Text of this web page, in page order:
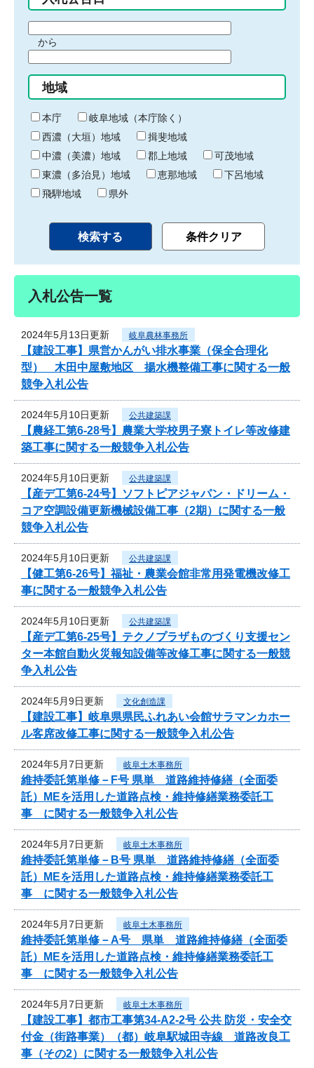
間
始
り
から
間
終
わ
り
地域
本庁
岐阜地域（本庁除く）
西濃（大垣）地域
揖斐地域
中濃（美濃）地域
郡上地域
可茂地域
東濃（多治見）地域
恵那地域
下呂地域
飛騨地域
県外
入札公告一覧
2024年5月13日更新 岐阜農林事務所
【建設工事】県営かんがい排水事業（保全合理化
型） 木田中屋敷地区 揚水機整備工事に関する一般
競争入札公告
2024年5月10日更新 公共建築課
【農経工第6-28号】農業大学校男子寮トイレ等改修建
築工事に関する一般競争入札公告
2024年5月10日更新 公共建築課
【産デ工第6-24号】ソフトピアジャパン・ドリーム・
コア空調設備更新機械設備工事（2期）に関する一般
競争入札公告
2024年5月10日更新 公共建築課
【健工第6-26号】福祉・農業会館非常用発電機改修工
事に関する一般競争入札公告
2024年5月10日更新 公共建築課
【産デ工第6-25号】テクノプラザものづくり支援セン
ター本館自動火災報知設備等改修工事に関する一般競
争入札公告
2024年5月9日更新 文化創造課
【建設工事】岐阜県県民ふれあい会館サラマンカホー
ル客席改修工事に関する一般競争入札公告
2024年5月7日更新 岐阜土木事務所
維持委託第単修－F号 県単 道路維持修繕（全面委
託）MEを活用した道路点検・維持修繕業務委託工
事 に関する一般競争入札公告
2024年5月7日更新 岐阜土木事務所
維持委託第単修－B号 県単 道路維持修繕（全面委
託）MEを活用した道路点検・維持修繕業務委託工
事 に関する一般競争入札公告
2024年5月7日更新 岐阜土木事務所
維持委託第単修－A号 県単 道路維持修繕（全面委
託）MEを活用した道路点検・維持修繕業務委託工
事 に関する一般競争入札公告
2024年5月7日更新 岐阜土木事務所
【建設工事】都市工事第34-A2-2号 公共 防災・安全交
付金（街路事業）（都）岐阜駅城田寺線 道路改良工
事（その2）に関する一般競争入札公告